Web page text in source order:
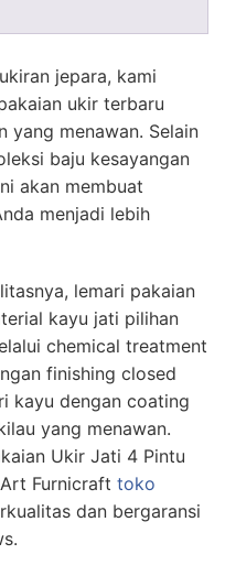
jepara, kami
ukir terbaru
yang menawan. Selain
baju kesayangan
akan membuat
menjadi lebih
lemari pakaian
kayu jati pilihan
chemical treatment
finishing closed
kayu dengan coating
yang menawan.
Ukir Jati 4 Pintu
Furnicraft toko
dan bergaransi